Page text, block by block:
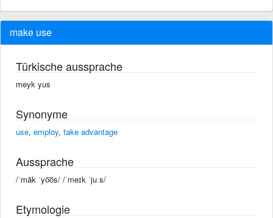
make use
Türkische aussprache
meyk yus
Synonyme
use, employ, take advantage
Aussprache
/ˈmāk ˈyo͞os/ /ˈmeɪk ˈjuːs/
Etymologie